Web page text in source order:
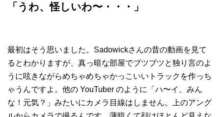
「うわ、怪しいわ〜・・・」
最初はそう思いました。Sadowickさんの昔の動画を見て
るとわかりますが、真っ暗な部屋でブツブツと独り言のよ
うに呟きながらめちゃめちゃかっこいいトラックを作っち
ゃうんですよ。他の YouTuber のように「ハ〜イ、みん
な！元気？」みたいにカメラ目線はしません。上のアング